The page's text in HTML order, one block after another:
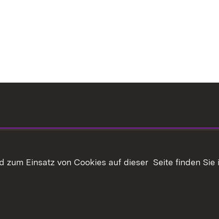
zum Einsatz von Cookies auf dieser Seite finden Sie